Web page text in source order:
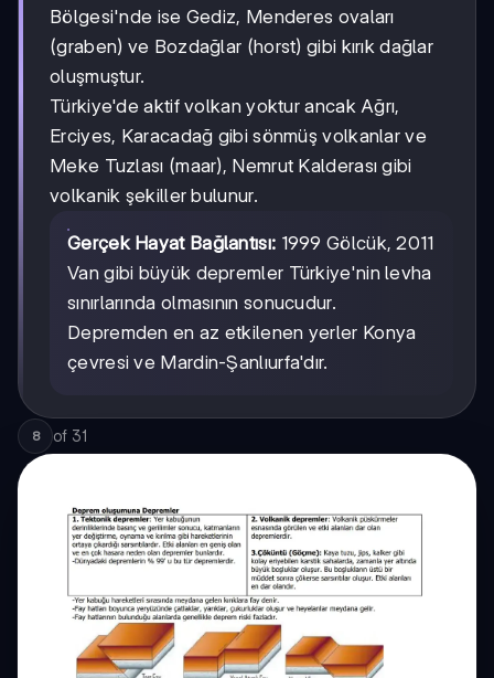
Bölgesi'nde ise Gediz, Menderes ovaları
(graben) ve Bozdağlar (horst) gibi kırık dağlar
oluşmuştur.
Türkiye'de aktif volkan yoktur ancak Ağrı,
Erciyes, Karacadağ gibi sönmüş volkanlar ve
Meke Tuzlası (maar), Nemrut Kalderası gibi
volkanik şekiller bulunur.
Gerçek Hayat Bağlantısı: 1999 Gölcük, 2011
Van gibi büyük depremler Türkiye'nin levha
sınırlarında olmasının sonucudur.
Depremden en az etkilenen yerler Konya
çevresi ve Mardin-Şanlıurfa'dır.
8 of 31